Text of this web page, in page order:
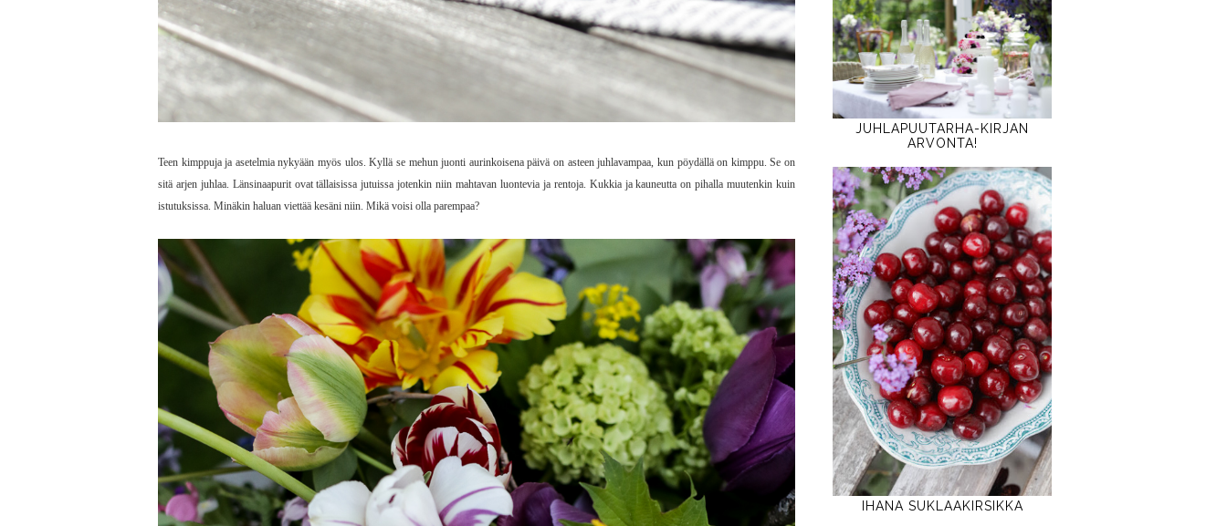
Teen kimppuja ja asetelmia nykyään myös ulos. Kyllä se mehun juonti aurinkoisena päivä on asteen juhlavampaa, kun pöydällä on kimppu. Se on
sitä arjen juhlaa. Länsinaapurit ovat tällaisissa jutuissa jotenkin niin mahtavan luontevia ja rentoja. Kukkia ja kauneutta on pihalla muutenkin kuin
istutuksissa. Minäkin haluan viettää kesäni niin. Mikä voisi olla parempaa?
JUHLAPUUTARHA-KIRJAN
ARVONTA!
IHANA SUKLAAKIRSIKKA